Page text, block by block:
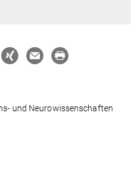
und Neurowissenschaften